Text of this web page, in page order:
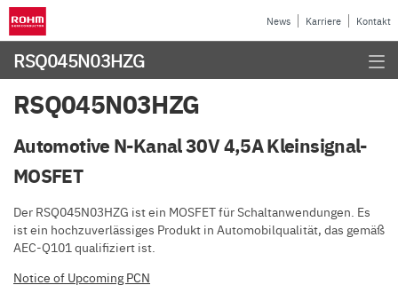
News Karriere Kontakt
RSQ045N03HZG
RSQ045N03HZG
Automotive N-Kanal 30V 4,5A Kleinsignal-
MOSFET
Der RSQ045N03HZG ist ein MOSFET für Schaltanwendungen. Es
ist ein hochzuverlässiges Produkt in Automobilqualität, das gemäß
AEC-Q101 qualifiziert ist.
Notice of Upcoming PCN